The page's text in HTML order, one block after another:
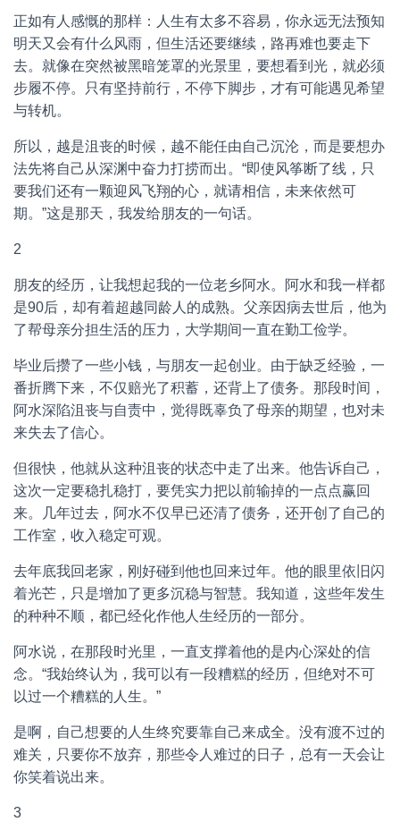
正如有人感慨的那样：人生有太多不容易，你永远无法预知
明天又会有什么风雨，但生活还要继续，路再难也要走下
去。就像在突然被黑暗笼罩的光景里，要想看到光，就必须
步履不停。只有坚持前行，不停下脚步，才有可能遇见希望
与转机。
所以，越是沮丧的时候，越不能任由自己沉沦，而是要想办
法先将自己从深渊中奋力打捞而出。“即使风筝断了线，只
要我们还有一颗迎风飞翔的心，就请相信，未来依然可
期。”这是那天，我发给朋友的一句话。
2
朋友的经历，让我想起我的一位老乡阿水。阿水和我一样都
是90后，却有着超越同龄人的成熟。父亲因病去世后，他为
了帮母亲分担生活的压力，大学期间一直在勤工俭学。
毕业后攒了一些小钱，与朋友一起创业。由于缺乏经验，一
番折腾下来，不仅赔光了积蓄，还背上了债务。那段时间，
阿水深陷沮丧与自责中，觉得既辜负了母亲的期望，也对未
来失去了信心。
但很快，他就从这种沮丧的状态中走了出来。他告诉自己，
这次一定要稳扎稳打，要凭实力把以前输掉的一点点赢回
来。几年过去，阿水不仅早已还清了债务，还开创了自己的
工作室，收入稳定可观。
去年底我回老家，刚好碰到他也回来过年。他的眼里依旧闪
着光芒，只是增加了更多沉稳与智慧。我知道，这些年发生
的种种不顺，都已经化作他人生经历的一部分。
阿水说，在那段时光里，一直支撑着他的是内心深处的信
念。“我始终认为，我可以有一段糟糕的经历，但绝对不可
以过一个糟糕的人生。”
是啊，自己想要的人生终究要靠自己来成全。没有渡不过的
难关，只要你不放弃，那些令人难过的日子，总有一天会让
你笑着说出来。
3